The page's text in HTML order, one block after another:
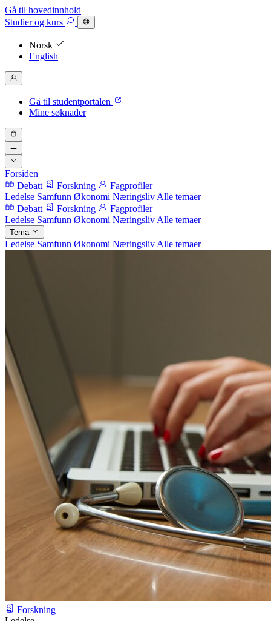
Gå til hovedinnhold
Studierog kurs
Norsk
English
Gå til studentportalen
Mine søknader
Forsiden
Debatt
Forskning
Fagprofiler
Ledelse Samfunn Økonomi Næringsliv Alle temaer
Debatt
Forskning
Fagprofiler
Ledelse Samfunn Økonomi Næringsliv Alle temaer
Tema
Ledelse Samfunn Økonomi Næringsliv Alle temaer
Forskning